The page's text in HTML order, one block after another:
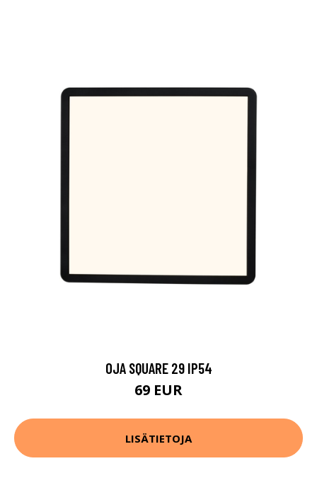
OJA SQUARE 29 IP54
69 EUR
LISÄTIETOJA